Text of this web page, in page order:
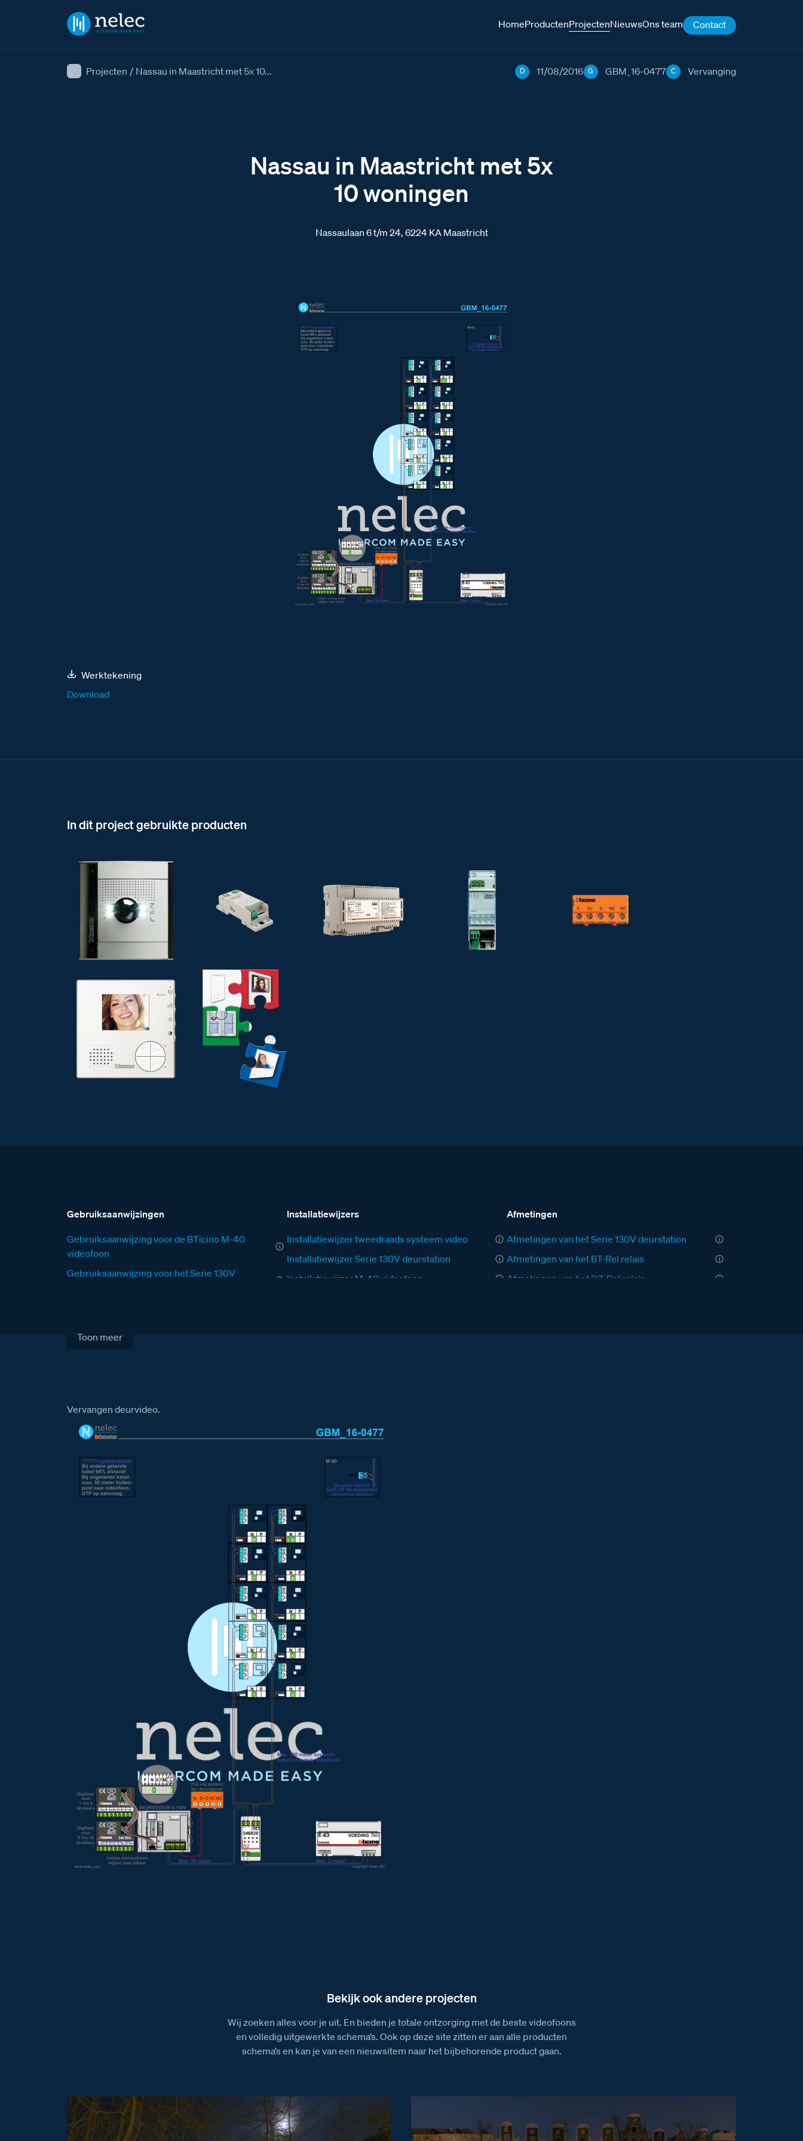
HomeProductenProjectenNieuwsOns team Contact
Projecten / Nassau in Maastricht met 5x 10... D 11/08/2016 G GBM_16-0477 C Vervanging
Nassau in Maastricht met 5x
10 woningen
Nassaulaan 6 t/m 24, 6224 KA Maastricht
Werktekening
Download
In dit project gebruikte producten
Gebruiksaanwijzingen
Gebruiksaanwijzing voor de BTicino M-40
videofoon
Gebruiksaanwijzing voor het Serie 130V
Installatiewijzers
Installatiewijzer tweedraads systeem video
Installatiewijzer Serie 130V deurstation
Installatiewijzer M-40 videofoon
Afmetingen
Afmetingen van het Serie 130V deurstation
Afmetingen van het BT-Rel relais
Afmetingen van het DZ-Rel relais
Toon meer
Vervangen deurvideo.
Bekijk ook andere projecten
Wij zoeken alles voor je uit. En bieden je totale ontzorging met de beste videofoons
en volledig uitgewerkte schema’s. Ook op deze site zitten er aan alle producten
schema’s en kan je van een nieuwsitem naar het bijbehorende product gaan.